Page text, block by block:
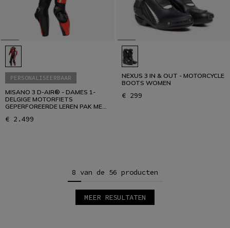
PERSONALISEERBAAR
MISANO 3 D-AIR® - DAMES 1-
DELGIGE MOTORFIETS
GEPERFOREERDE LEREN PAK MET
€ 2.499
NEXUS 3 IN & OUT - MOTORCYCLE
BOOTS WOMEN
€ 299
8 van de 56 producten
MEER RESULTATEN